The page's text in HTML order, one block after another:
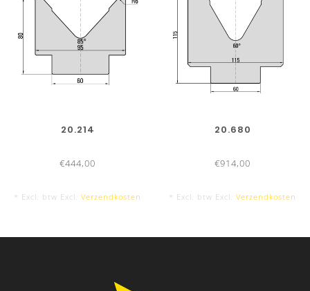
20.214
€444,00
* Excl. btw Excl. Verzendkosten
20.680
€914,00
* Excl. btw Excl. Verzendkosten